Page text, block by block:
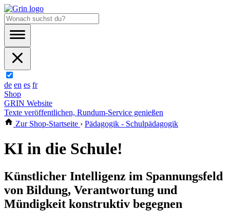
de en es fr
Shop
GRIN Website
Texte veröffentlichen, Rundum-Service genießen
Zur Shop-Startseite › Pädagogik - Schulpädagogik
KI in die Schule!
Künstlicher Intelligenz im Spannungsfeld
von Bildung, Verantwortung und
Mündigkeit konstruktiv begegnen